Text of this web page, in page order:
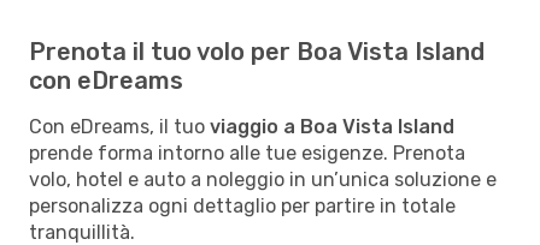
Prenota il tuo volo per Boa Vista Island
con eDreams
Con eDreams, il tuo viaggio a Boa Vista Island
prende forma intorno alle tue esigenze. Prenota
volo, hotel e auto a noleggio in un’unica soluzione e
personalizza ogni dettaglio per partire in totale
tranquillità.